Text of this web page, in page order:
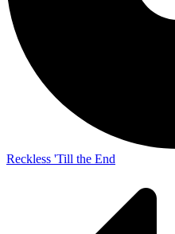
Reckless 'Till the End